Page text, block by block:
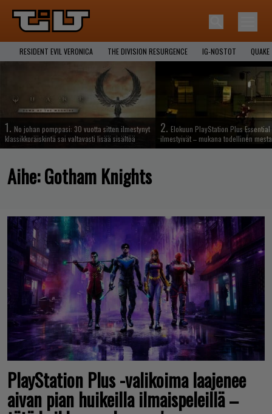
RESIDENT EVIL VERONICA THE DIVISION RESURGENCE IG-NOSTOT QUAKE
1. No johan pomppasi: 30 vuotta sitten ilmestynyt
klassikkoräiskintä sai valtavasti lisää sisältöä
2. Elokuun PlayStation Plus
ilmestyivät – mukana todellinen
Aihe:Gotham Knights
PlayStation Plus -valikoima laajenee
aivan pian huikeilla ilmaispeleillä –